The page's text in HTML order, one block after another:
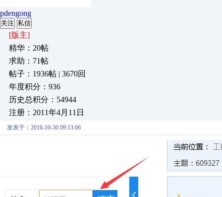
pdengong
关注 私信
[版主]
精华：20帖
求助：71帖
帖子：1936帖 | 3670回
年度积分：936
历史总积分：54944
注册：2011年4月11日
发表于：2016-10-30 09:13:06